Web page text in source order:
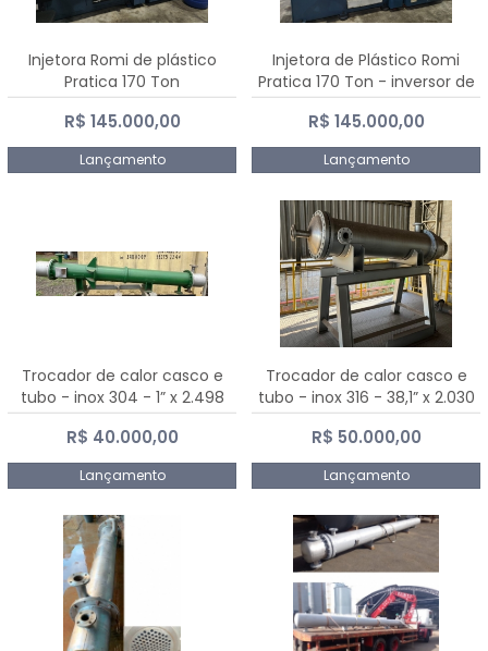
Injetora Romi de plástico
Pratica 170 Ton
R$ 145.000,00
Lançamento
Injetora de Plástico Romi
Pratica 170 Ton - inversor de
frequência NR 12
R$ 145.000,00
Lançamento
Trocador de calor casco e
tubo - inox 304 - 1” x 2.498
mm
R$ 40.000,00
Lançamento
Trocador de calor casco e
tubo - inox 316 - 38,1” x 2.030
mm
R$ 50.000,00
Lançamento